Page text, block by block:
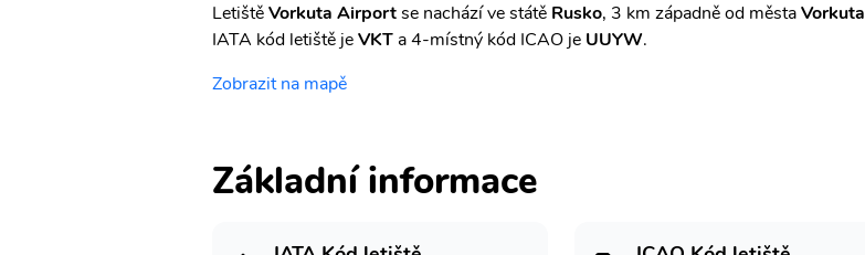
LetištěVorkuta Airportse nachází ve státě Rusko, 3 km západně od městaVorkuta
IATA kód letiště jeVKT a 4-místný kód ICAO je UUYW.
Zobrazit na mapě
Základní informace